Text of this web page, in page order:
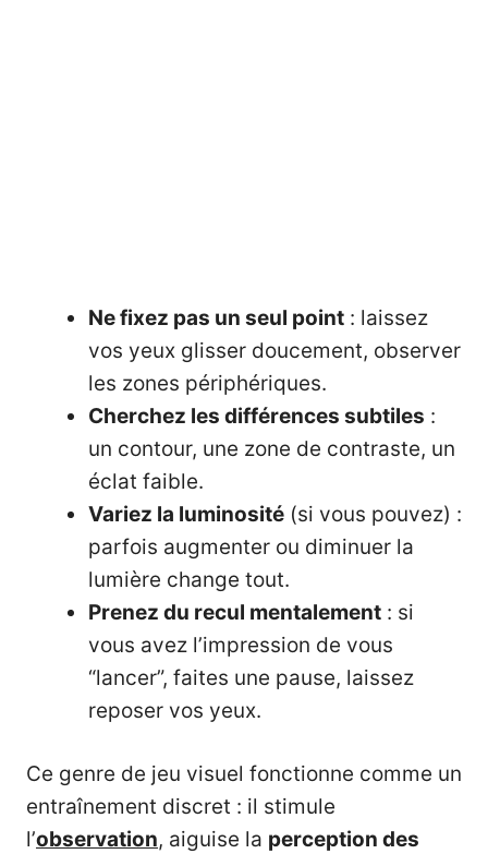
Ne fixez pas un seul point : laissez
vos yeux glisser doucement, observer
les zones périphériques.
Cherchez les différences subtiles :
un contour, une zone de contraste, un
éclat faible.
Variez la luminosité (si vous pouvez) :
parfois augmenter ou diminuer la
lumière change tout.
Prenez du recul mentalement : si
vous avez l’impression de vous
“lancer”, faites une pause, laissez
reposer vos yeux.
Ce genre de jeu visuel fonctionne comme un
entraînement discret : il stimule
l’observation, aiguise la perception des